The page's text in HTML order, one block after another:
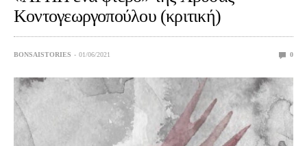
Κοντογεωργοπούλου (κριτική)
BONSAISTORIES 01/06/2021 0